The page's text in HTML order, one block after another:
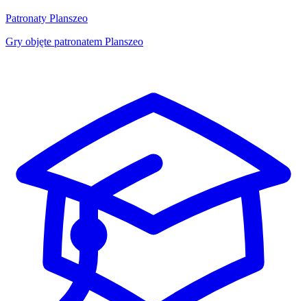
Patronaty Planszeo
Gry objęte patronatem Planszeo